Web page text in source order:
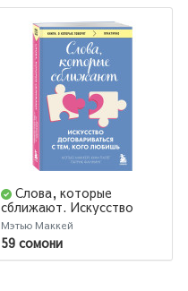
Слова, которые
сближают. Искусство
договариваться с тем,
кого любишь
Мэтью Маккей
59 сомони